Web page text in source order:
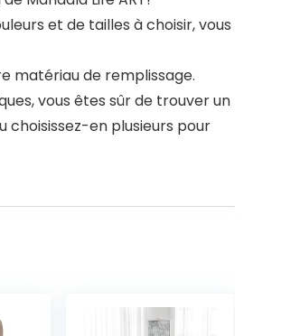
et de tailles à choisir, vous
matériau de remplissage.
vous êtes sûr de trouver un
en plusieurs pour